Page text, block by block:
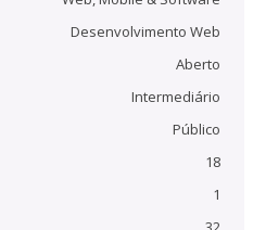
Desenvolvimento Web
Aberto
Intermediário
Público
18
1